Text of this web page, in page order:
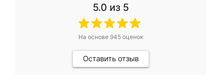
5.0 из 5
На основе 945оценок
Оставить отзыв